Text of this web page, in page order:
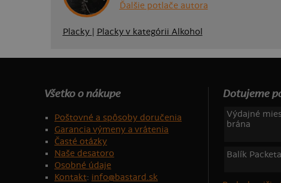
Ďalšie potlače autora
Placky Placky v kategórii Alkohol
Všetko o nákupe
Poštovné a spôsoby doručenia
Garancia výmeny a vrátenia
Časté otázky
Naše desatoro
Osobné údaje
Kontakt: info@bastard.sk
Dotujeme
Výdajné
brána
Balík